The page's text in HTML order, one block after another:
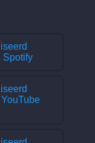
Spotify